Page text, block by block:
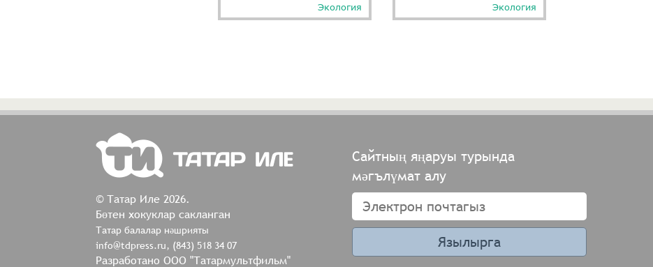
Экология Экология
© Татар Иле 2026.
Бөтен хокуклар сакланган
Татар балалар нәшрияты
info@tdpress.ru, (843) 518 34 07
Разработано ООО "Татармультфильм"
Сайтның яңаруы турында
мәгълүмат алу
Язылырга